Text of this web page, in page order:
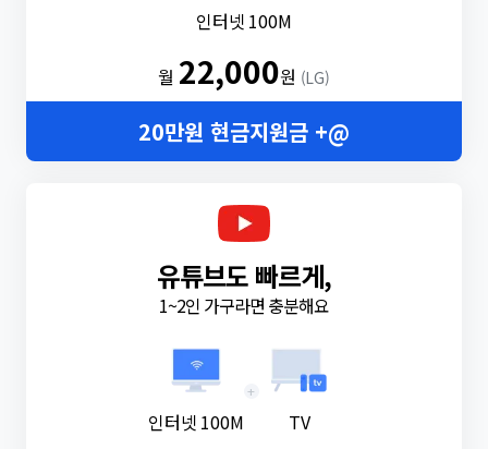
인터넷 100M
월 22,000원 (LG)
20만원 현금지원금 +@
유튜브도 빠르게,
1~2인 가구라면 충분해요
인터넷 100M
+
TV